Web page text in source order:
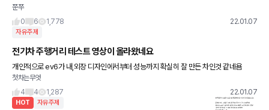
요? 차알못이라ㅜㅜ죄송
쭌쭈
0
6 1,778 22.01.07
자유주제
전기차 주행거리 테스트 영상이 올라왔네요
개인적으로 ev6가 내,외장 디자인에서부터 성능까지 확실히 잘 만든 차인것 같네욤
첫차는무엇
4
4 1,287 22.01.07
HOT 자유주제